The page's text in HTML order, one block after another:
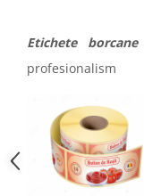
Etichete
profesionalism